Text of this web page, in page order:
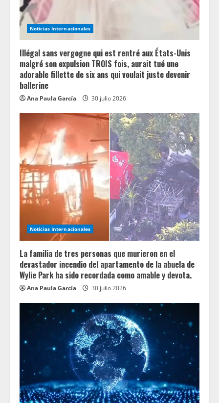
Noticias Internacionales
Illégal sans vergogne qui est rentré aux États-Unis
malgré son expulsion TROIS fois, aurait tué une
adorable fillette de six ans qui voulait juste devenir
ballerine
Ana Paula García 30 julio 2026
Noticias Internacionales
La familia de tres personas que murieron en el
devastador incendio del apartamento de la abuela de
Wylie Park ha sido recordada como amable y devota.
Ana Paula García 30 julio 2026